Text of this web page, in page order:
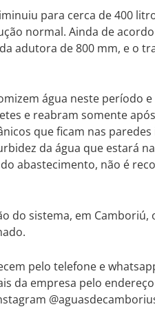
para cerca de 400
normal. Ainda de
adutora de 800 mm, e o
água neste período
e reabram somente
que ficam nas
da água que estará
abastecimento, não é
do sistema, em
pelo telefone e
da empresa pelo endereço